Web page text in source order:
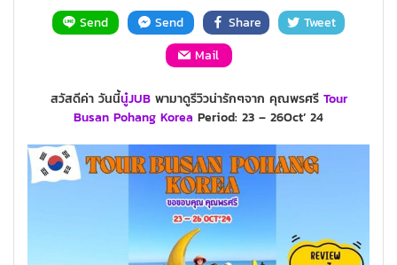
Send Send Share
Tweet
Mail
สวัสดีค่า วันนี้นู๋JUBพามาดูรีวิวน่ารักๆจาก คุณพรศรี Tour
Busan Pohang Korea Period: 23 – 26Oct’ 24